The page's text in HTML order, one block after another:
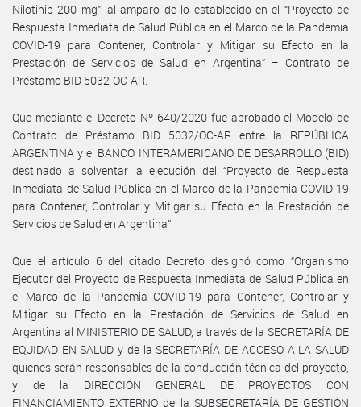
Nilotinib 200 mg”, al amparo de lo establecido en el “Proyecto de
Respuesta Inmediata de Salud Pública en el Marco de la Pandemia
COVID-19 para Contener, Controlar y Mitigar su Efecto en la
Prestación de Servicios de Salud en Argentina” – Contrato de
Préstamo BID 5032-OC-AR.
Que mediante el Decreto Nº 640/2020 fue aprobado el Modelo de
Contrato de Préstamo BID 5032/OC-AR entre la REPÚBLICA
ARGENTINA y el BANCO INTERAMERICANO DE DESARROLLO (BID)
destinado a solventar la ejecución del “Proyecto de Respuesta
Inmediata de Salud Pública en el Marco de la Pandemia COVID-19
para Contener, Controlar y Mitigar su Efecto en la Prestación de
Servicios de Salud en Argentina”.
Que el artículo 6 del citado Decreto designó como “Organismo
Ejecutor del Proyecto de Respuesta Inmediata de Salud Pública en
el Marco de la Pandemia COVID-19 para Contener, Controlar y
Mitigar su Efecto en la Prestación de Servicios de Salud en
Argentina al MINISTERIO DE SALUD, a través de la SECRETARÍA DE
EQUIDAD EN SALUD y de la SECRETARÍA DE ACCESO A LA SALUD
quienes serán responsables de la conducción técnica del proyecto,
y de la DIRECCIÓN GENERAL DE PROYECTOS CON
FINANCIAMIENTO EXTERNO de la SUBSECRETARÍA DE GESTIÓN